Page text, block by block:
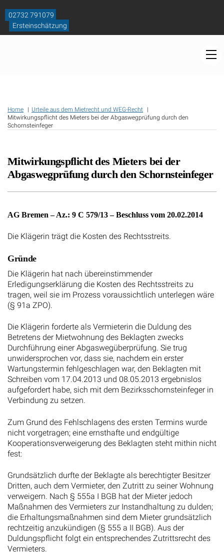
content
02732 791079
Ersteinschätzung
Home
Urteile aus dem Mietrecht und WEG-Recht
Mitwirkungspflicht des Mieters bei der Abgaswegprüfung durch den
Schornsteinfeger
Mitwirkungspflicht des Mieters bei der
Abgaswegprüfung durch den Schornsteinfeger
AG Bremen – Az.: 9 C 579/13 – Beschluss vom 20.02.2014
Die Klägerin trägt die Kosten des Rechtsstreits.
Gründe
Die Klägerin hat nach übereinstimmender
Erledigungserklärung die Kosten des Rechtsstreits zu
tragen, weil sie im Prozess voraussichtlich unterlegen wäre
(§ 91a ZPO).
Die Klägerin forderte als Vermieterin die Duldung des
Betretens der Mietwohnung des Beklagten zwecks
Durchführung einer Abgaswegüberprüfung. Sie trug
unwidersprochen vor, dass sie, nachdem ein erster
Wartungstermin fehlgeschlagen war, den Beklagten mit
Schreiben vom 17.04.2013 und 08.05.2013 ergebnislos
aufgefordert habe, sich mit dem Bezirksschornsteinfeger in
Verbindung zu setzen.
Zum Grund des Fehlschlagens des ersten Termins wurde
nicht vorgetragen; eine ernsthafte und endgültige
Kooperationsverweigerung des Beklagten steht mithin nicht
fest:
Grundsätzlich durfte der Beklagte als berechtigter Besitzer
Dritten, auch dem Vermieter, den Zutritt zu seiner Wohnung
verweigern. Nach § 555a I BGB hat der Mieter jedoch
Maßnahmen des Vermieters zur Instandhaltung zu dulden;
die Erhaltungsmaßnahmen sind dem Mieter grundsätzlich
rechtzeitig anzukündigen (§ 555 a II BGB). Aus der
Duldungspflicht folgt ein entsprechendes Zutrittsrecht des
Vermieters.